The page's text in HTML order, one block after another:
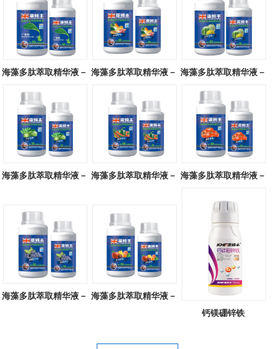
海藻多肽萃取精华液－
广谱型
海藻多肽萃取精华液－
块茎专用
海藻多肽萃取精华液－
瓜类专用
海藻多肽萃取精华液－ 海藻多肽萃取精华液－ 海藻多肽萃取精华液－
海藻多肽萃取精华液－ 海藻多肽萃取精华液－
钙镁硼锌铁